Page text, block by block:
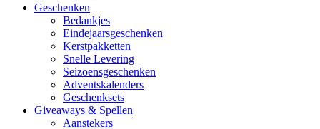
Geschenken
Bedankjes
Eindejaarsgeschenken
Kerstpakketten
Snelle Levering
Seizoensgeschenken
Adventskalenders
Geschenksets
Giveaways & Spellen
Aanstekers